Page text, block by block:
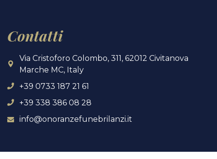
Contatti
Via Cristoforo Colombo, 311, 62012 Civitanova
Marche MC, Italy
+39 0733 187 21 61
+39 338 386 08 28
info@onoranzefunebrilanzi.it